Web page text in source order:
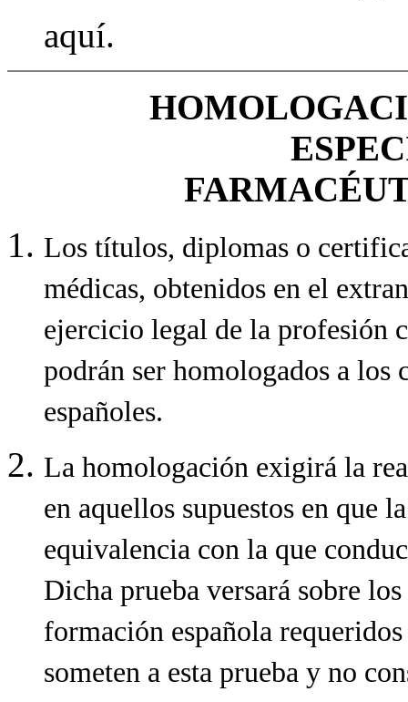
aquí.
Los títulos, diplomas o
médicas, obtenidos en el
ejercicio legal de la profesión
podrán ser homologados a
españoles.
La homologación exigirá la
en aquellos supuestos en que
equivalencia con la que
Dicha prueba versará sobre
formación española
someten a esta prueba y no